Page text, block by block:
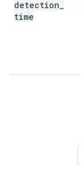
detection
time